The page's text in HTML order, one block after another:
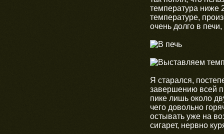
температура ниже
температуре,
очень долго в
Я старался,
завершению всей
пике лишь около
чего довольно
остывать уже на
сигарет, нервно